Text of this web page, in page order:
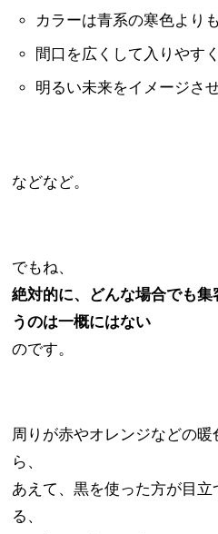
カラーは青系の寒色より
間口を広くして入りやす
明るい未来をイメージさ
などなど。
でもね、
絶対的に、どんな場合でも
うのは一概にはない
のです。
周りが赤やオレンジなどの
ら、
あえて、黒を使った方が目立
る、